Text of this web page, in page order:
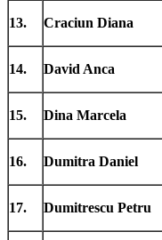
13. Craciun Diana
14. David Anca
15. Dina Marcela
16. Dumitra Daniel
17. Dumitrescu Petru